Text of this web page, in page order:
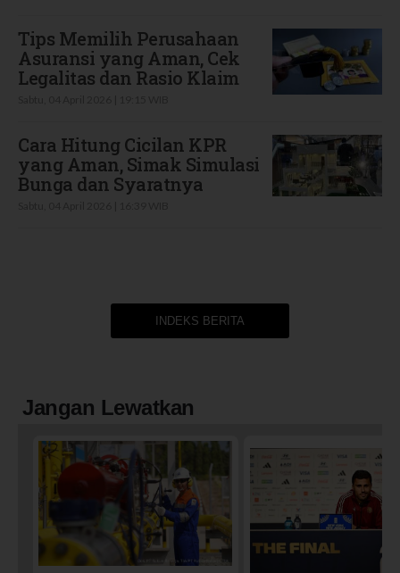
Tips Memilih Perusahaan
Asuransi yang Aman, Cek
Legalitas dan Rasio Klaim
Cara Hitung Cicilan KPR
yang Aman, Simak Simulasi
Bunga dan Syaratnya
INDEKS BERITA
Jangan Lewatkan